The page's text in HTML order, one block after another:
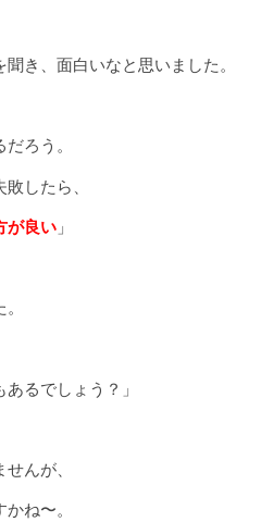
き、面白いなと思いました。
ろう。
敗したら、
が良い 」
るでしょう？」
んが、
ね〜。